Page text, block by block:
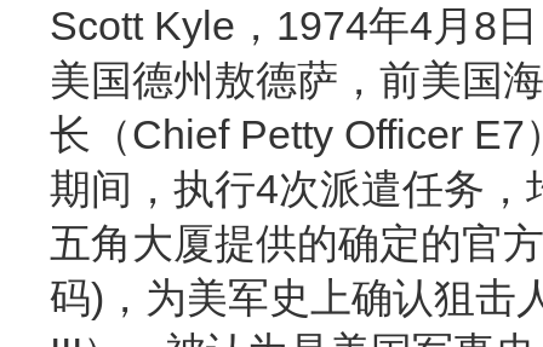
Scott Kyle，1974年4月8
美国德州敖德萨，前美国
长（Chief Petty Officer
期间，执行4次派遣任务
五角大厦提供的确定的官
码)，为美军史上确认狙击